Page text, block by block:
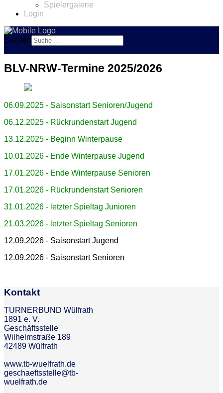
Spielergalerie
Login
Suchen
BLV-NRW-Termine 2025/2026
06.09.2025 - Saisonstart Senioren/Jugend
06.12.2025 - Rückrundenstart Jugend
13.12.2025 - Beginn Winterpause
10.01.2026 - Ende Winterpause Jugend
17.01.2026 - Ende Winterpause Senioren
17.01.2026 - Rückrundenstart Senioren
31.01.2026 - letzter Spieltag Junioren
21.03.2026 - letzter Spieltag Senioren
12.09.2026 - Saisonstart Jugend
12.09.2026 - Saisonstart Senioren
Kontakt
TURNERBUND Wülfrath
1891 e. V.
Geschäftsstelle
Wilhelmstraße 189
42489 Wülfrath
www.tb-wuelfrath.de
geschaeftsstelle@tb-
wuelfrath.de